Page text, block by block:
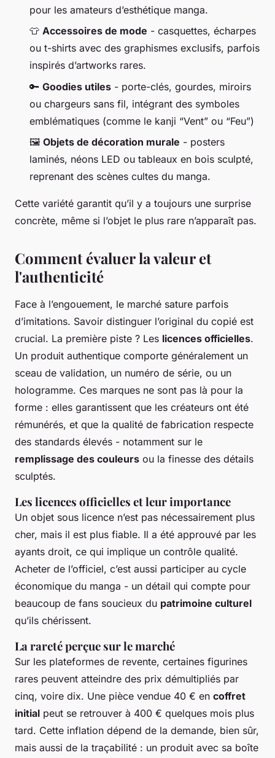
pour les amateurs d’esthétique manga.
👕 Accessoires de mode - casquettes, écharpes
ou t-shirts avec des graphismes exclusifs, parfois
inspirés d’artworks rares.
🔑 Goodies utiles - porte-clés, gourdes, miroirs
ou chargeurs sans fil, intégrant des symboles
emblématiques (comme le kanji “Vent” ou “Feu”)
🖼️ Objets de décoration murale - posters
laminés, néons LED ou tableaux en bois sculpté,
reprenant des scènes cultes du manga.
Cette variété garantit qu’il y a toujours une surprise
concrète, même si l’objet le plus rare n’apparaît pas.
Comment évaluer la valeur et
l'authenticité
Face à l’engouement, le marché sature parfois
d’imitations. Savoir distinguer l’original du copié est
crucial. La première piste ? Les licences officielles.
Un produit authentique comporte généralement un
sceau de validation, un numéro de série, ou un
hologramme. Ces marques ne sont pas là pour la
forme : elles garantissent que les créateurs ont été
rémunérés, et que la qualité de fabrication respecte
des standards élevés - notamment sur le
remplissage des couleurs ou la finesse des détails
sculptés.
Les licences officielles et leur importance
Un objet sous licence n’est pas nécessairement plus
cher, mais il est plus fiable. Il a été approuvé par les
ayants droit, ce qui implique un contrôle qualité.
Acheter de l’officiel, c’est aussi participer au cycle
économique du manga - un détail qui compte pour
beaucoup de fans soucieux du patrimoine culturel
qu’ils chérissent.
La rareté perçue sur le marché
Sur les plateformes de revente, certaines figurines
rares peuvent atteindre des prix démultipliés par
cinq, voire dix. Une pièce vendue 40 € en coffret
initial peut se retrouver à 400 € quelques mois plus
tard. Cette inflation dépend de la demande, bien sûr,
mais aussi de la traçabilité : un produit avec sa boîte